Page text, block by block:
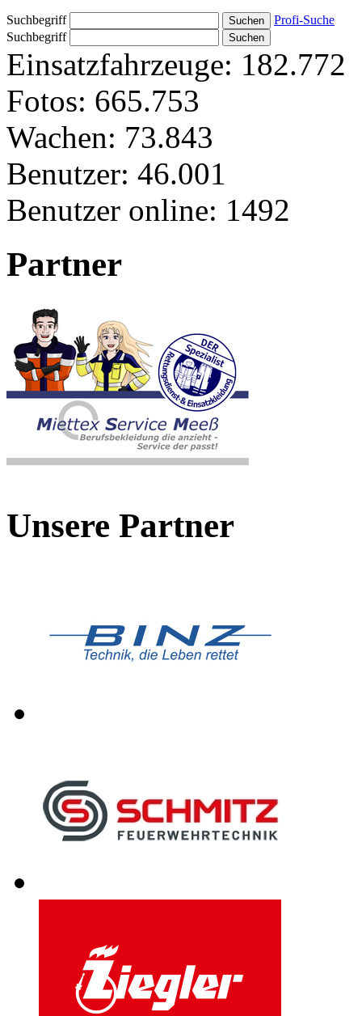
Suchbegriff
Profi-Suche
Suchbegriff
Einsatzfahrzeuge: 182.772
Fotos: 665.753
Wachen: 73.843
Benutzer: 46.001
Benutzer online: 1492
Partner
Unsere Partner